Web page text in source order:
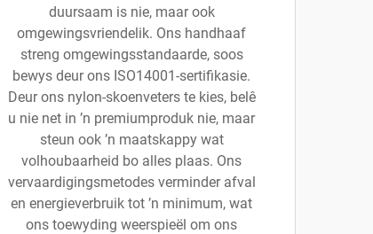
duursaam is nie, maar ook
omgewingsvriendelik. Ons handhaaf
streng omgewingsstandaarde, soos
bewys deur ons ISO14001-sertifikasie.
Deur ons nylon-skoenveters te kies, belê
u nie net in ’n premiumproduk nie, maar
steun ook ’n maatskappy wat
volhoubaarheid bo alles plaas. Ons
vervaardigingsmetodes verminder afval
en energieverbruik tot ’n minimum, wat
ons toewyding weerspieël om ons